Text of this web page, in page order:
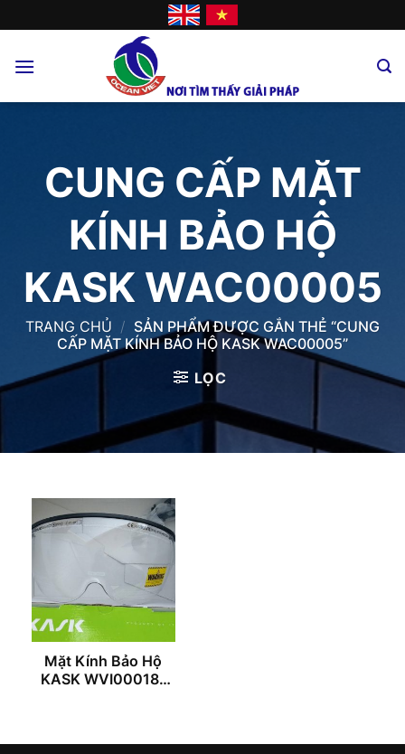
to
CUNG CẤP MẶT
KÍNH BẢO HỘ
KASK WAC00005
TRANG CHỦ / SẢN PHẨM ĐƯỢC GẮN THẺ “CUNG
CẤP MẶT KÍNH BẢO HỘ KASK WAC00005”
LỌC
Mặt Kính Bảo Hộ
KASK WVI00018-